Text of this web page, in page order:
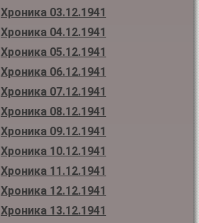
Хроника 03.12.1941
Хроника 04.12.1941
Хроника 05.12.1941
Хроника 06.12.1941
Хроника 07.12.1941
Хроника 08.12.1941
Хроника 09.12.1941
Хроника 10.12.1941
Хроника 11.12.1941
Хроника 12.12.1941
Хроника 13.12.1941